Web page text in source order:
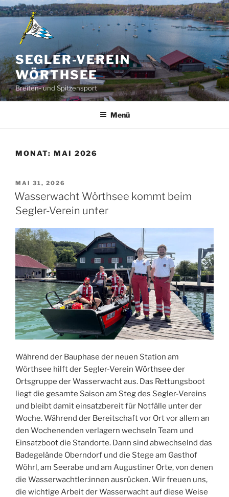
Zum
Inhalt
springen
SEGLER-VEREIN
WÖRTHSEE
Breiten- und Spitzensport
Menü
MONAT: MAI 2026
VERÖFFENTLICHT
AM
MAI 31, 2026
Wasserwacht Wörthsee kommt beim
Segler-Verein unter
Während der Bauphase der neuen Station am
Wörthsee hilft der Segler-Verein Wörthsee der
Ortsgruppe der Wasserwacht aus. Das Rettungsboot
liegt die gesamte Saison am Steg des Segler-Vereins
und bleibt damit einsatzbereit für Notfälle unter der
Woche. Während der Bereitschaft vor Ort vor allem an
den Wochenenden verlagern wechseln Team und
Einsatzboot die Standorte. Dann sind abwechselnd das
Badegelände Oberndorf und die Stege am Gasthof
Wöhrl, am Seerabe und am Augustiner Orte, von denen
die Wasserwachtler:innen ausrücken. Wir freuen uns,
die wichtige Arbeit der Wasserwacht auf diese Weise